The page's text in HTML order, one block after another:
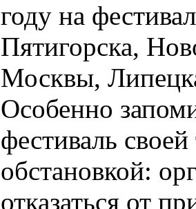
году на
Пятигорска,
Москвы,
Особенно
фестиваль
обстановкой:
отказаться от